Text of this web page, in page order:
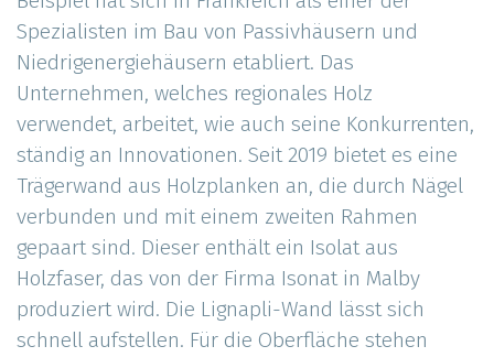
Spezialisten im Bau von Passivhäusern und
Niedrigenergiehäusern etabliert. Das
Unternehmen, welches regionales Holz
verwendet, arbeitet, wie auch seine Konkurrenten,
ständig an Innovationen. Seit 2019 bietet es eine
Trägerwand aus Holzplanken an, die durch Nägel
verbunden und mit einem zweiten Rahmen
gepaart sind. Dieser enthält ein Isolat aus
Holzfaser, das von der Firma Isonat in Malby
produziert wird. Die Lignapli-Wand lässt sich
schnell aufstellen. Für die Oberfläche stehen